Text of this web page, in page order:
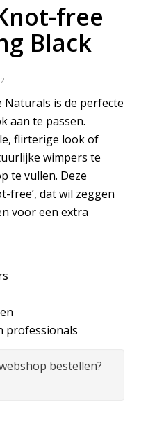
free
Black
is de perfecte
aan te passen.
flirterige look of
wimpers te
te vullen. Deze
free’, dat wil zeggen
voor een extra
professionals
bestellen?